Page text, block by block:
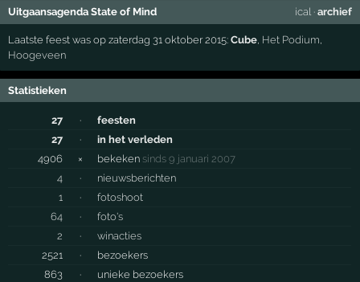
Uitgaansagenda State of Mind ical· archief
Laatste feest was op zaterdag 31 oktober 2015:Cube Het Podium
Hoogeveen
Statistieken
27 ·
feesten
27
·
in het verleden
4906
× bekeken sinds 9 januari 2007
4
·
nieuwsberichten
1
·
fotoshoot
64
·
foto's
2
·
winacties
2521
·
bezoekers
863
·
unieke bezoekers